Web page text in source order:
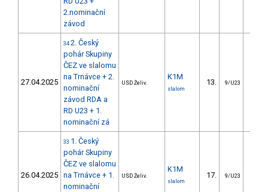
2.nominační
závod
27.04.2025
34 2. Český
pohár Skupiny
ČEZ ve slalomu
na Trnávce + 2.
nominační
závod RDA a
RD U23 + 1.
nominační zá
USD Želiv.
K1M
slalom
13. 9/U23
26.04.2025
33 1. Český
pohár Skupiny
ČEZ ve slalomu
na Trnávce + 1.
nominační
USD Želiv.
K1M
slalom
17. 9/U23